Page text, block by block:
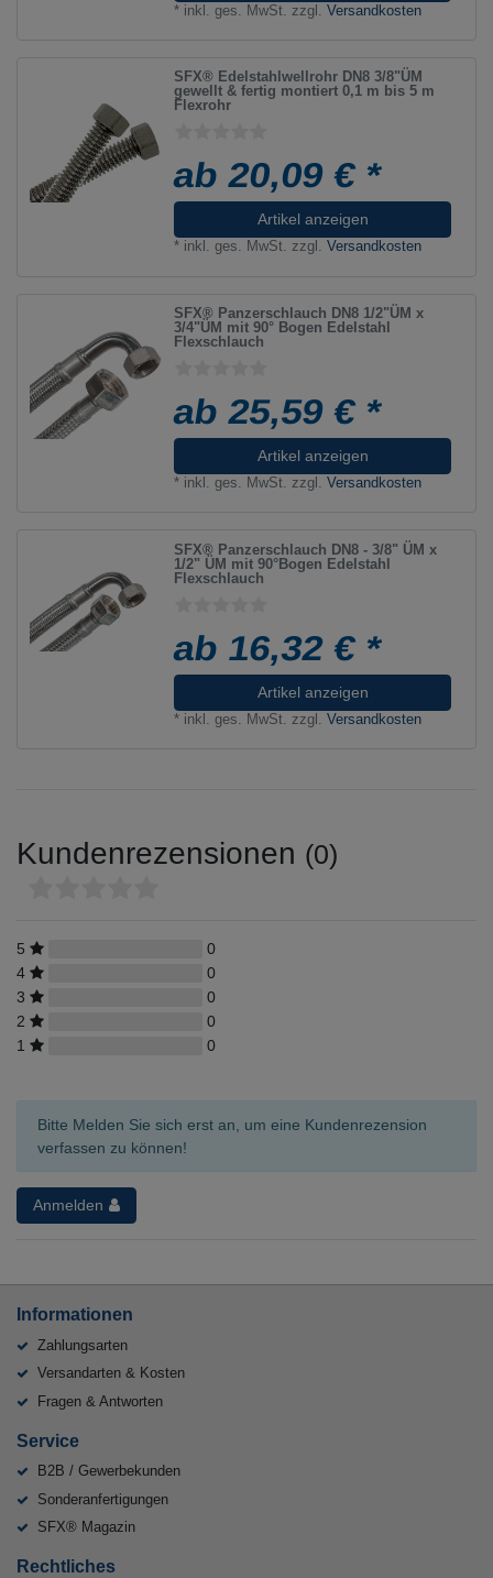
* inkl. ges. MwSt. zzgl.Versandkosten
SFX® Edelstahlwellrohr DN8 3/8"ÜM
gewellt & fertig montiert 0,1 m bis 5 m
Flexrohr
ab 20,09 € *
Artikel anzeigen
* inkl. ges. MwSt. zzgl.Versandkosten
SFX® Panzerschlauch DN8 1/2"ÜM x
3/4"ÜM mit 90° Bogen Edelstahl
Flexschlauch
ab 25,59 € *
Artikel anzeigen
* inkl. ges. MwSt. zzgl.Versandkosten
SFX® Panzerschlauch DN8 - 3/8" ÜM x
1/2" ÜM mit 90°Bogen Edelstahl
Flexschlauch
ab 16,32 € *
Artikel anzeigen
* inkl. ges. MwSt. zzgl.Versandkosten
Kundenrezensionen (0)
5
0
4
0
3
0
2
0
1
0
Bitte Melden Sie sich erst an, um eine Kundenrezension
verfassen zu können!
Anmelden
Informationen
Zahlungsarten
Versandarten & Kosten
Fragen & Antworten
Service
B2B / Gewerbekunden
Sonderanfertigungen
SFX® Magazin
Rechtliches